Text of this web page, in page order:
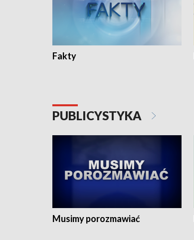
Fakty
PUBLICYSTYKA
Musimy porozmawiać